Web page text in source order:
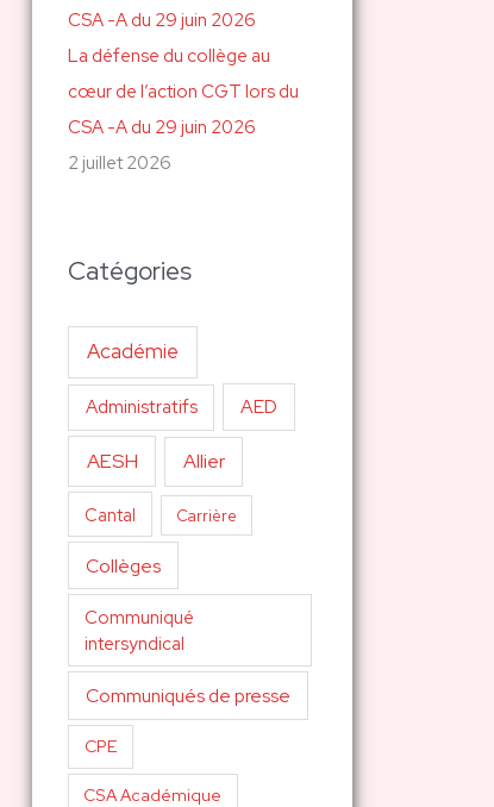
La défense du collège au
cœur de l’action CGT lors du
CSA -A du 29 juin 2026
2 juillet 2026
Catégories
Académie
Administratifs AED
AESH Allier
Cantal Carrière
Collèges
Communiqué
intersyndical
Communiqués de presse
CPE
CSA Académique